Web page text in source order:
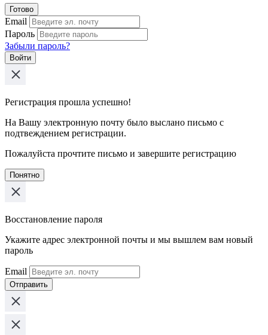
Готово
Email
Пароль
Забыли пароль?
Войти
Регистрация прошла успешно!
На Вашу электронную почту было выслано письмо с
подтвеждением регистрации.
Пожалуйста прочтите письмо и завершите регистрацию
Понятно
Восстановление пароля
Укажите адрес электронной почты и мы вышлем вам новый
пароль
Email
Отправить